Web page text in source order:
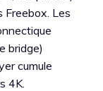
Freebox. Les
bridge)
cumule
4K.